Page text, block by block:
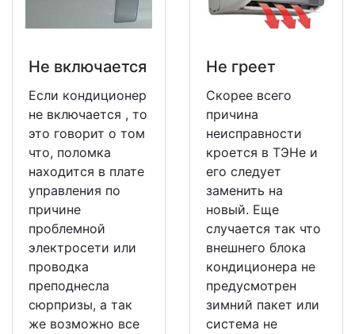
Не включается
Если кондиционер
не включается , то
это говорит о том
что, поломка
находится в плате
управления по
причине
проблемной
электросети или
проводка
преподнесла
сюрпризы, а так
же возможно все
Не греет
Скорее всего
причина
неисправности
кроется в ТЭНе и
его следует
заменить на
новый. Еще
случается так что
внешнего блока
кондиционера не
предусмотрен
зимний пакет или
система не